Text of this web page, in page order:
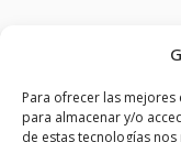
Para ofrecer las
para almacenar y/o
de estas tecnologías